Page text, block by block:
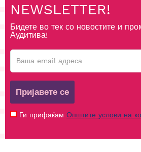
NEWSLETTER!
Бидете во тек со новостите и
Аудитива!
Пријавете се
Ги прифаќам Општите услови на